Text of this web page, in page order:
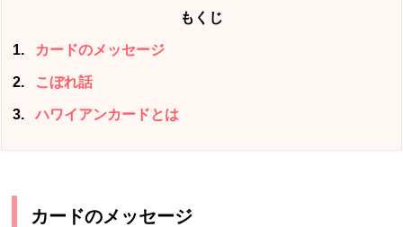
もくじ
1 カードのメッセージ
2 こぼれ話
3 ハワイアンカードとは
カードのメッセージ